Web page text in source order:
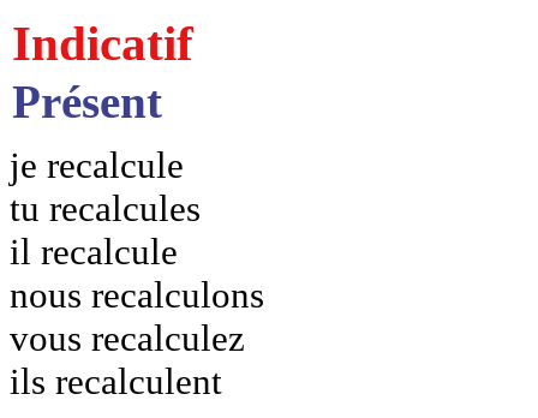
Indicatif
Présent
je recalcule
tu recalcules
il recalcule
nous recalculons
vous recalculez
ils recalculent